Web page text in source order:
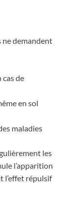
ne demandent
de
en sol
maladies
les
l’apparition
l’effet répulsif